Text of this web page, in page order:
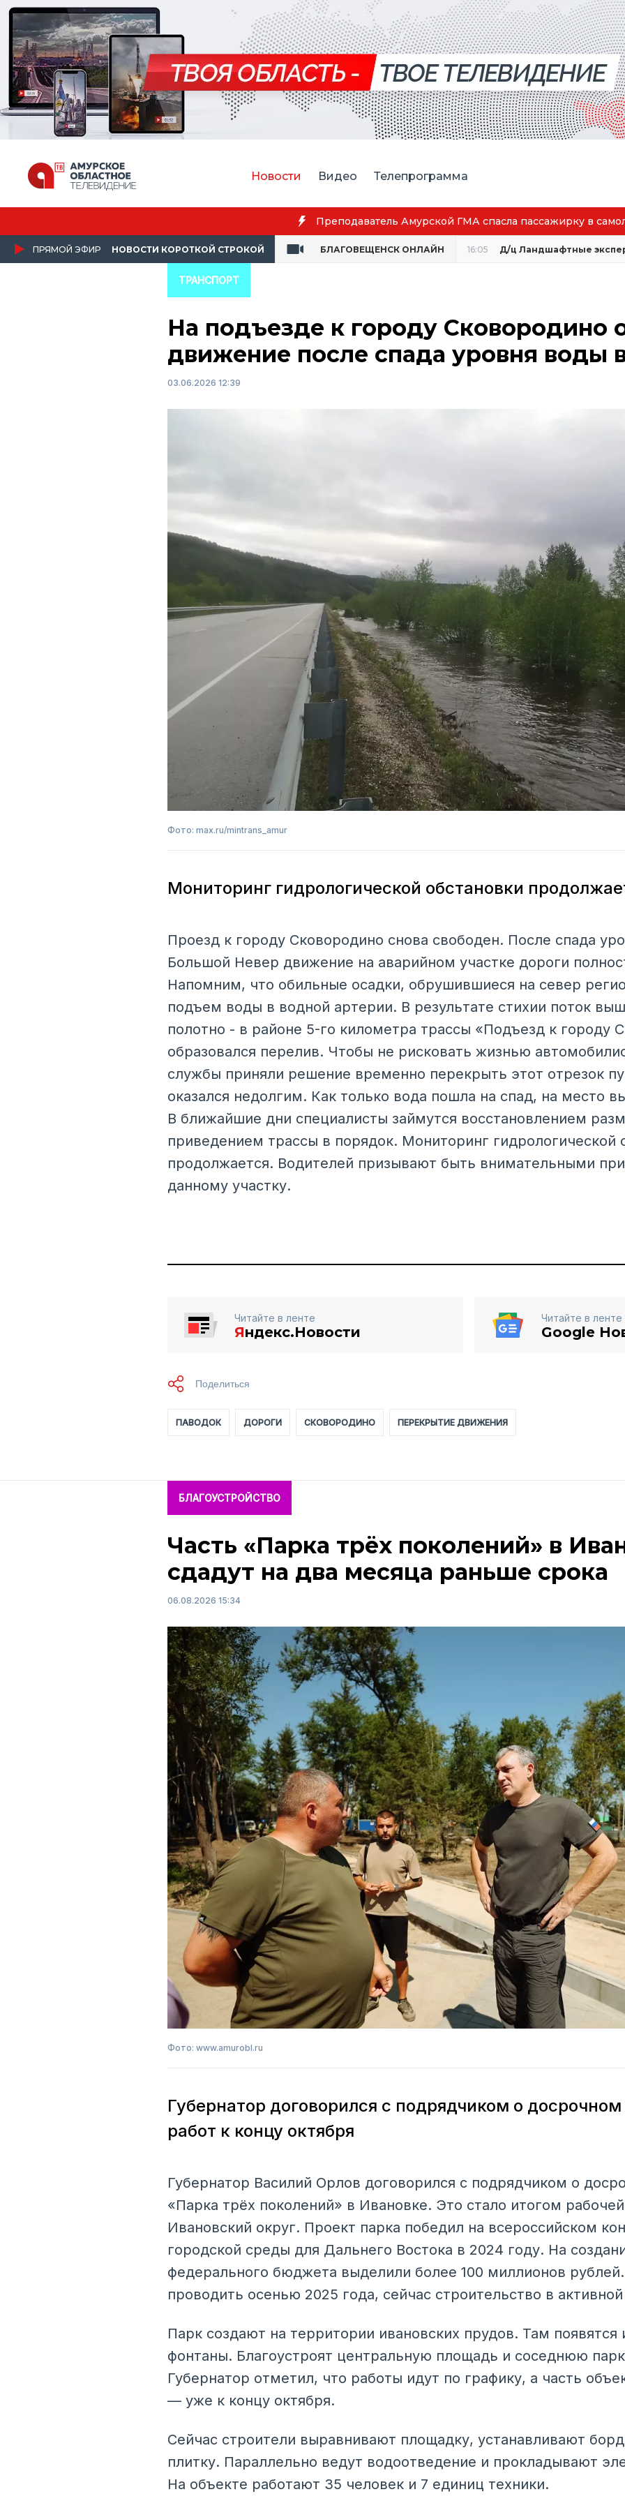
Новости Видео Телепрограмма
Преподаватель Амурской ГМА спасла пассажирку в самолёте
ПРЯМОЙ ЭФИР НОВОСТИ КОРОТКОЙ СТРОКОЙ БЛАГОВЕЩЕНСК ОНЛАЙН 16:05 Д/ц Ландшафтные
ТРАНСПОРТ
На подъезде к городу Сковородино
движение после спада уровня воды
03.06.2026 12:39
Фото: max.ru/mintrans_amur
Мониторинг гидрологической обстановки
Проезд к городу Сковородино снова свободен. После спада
Большой Невер движение на аварийном участке дороги
Напомним, что обильные осадки, обрушившиеся на север
подъем воды в водной артерии. В результате стихии поток
полотно - в районе 5-го километра трассы «Подъезд к городу
образовался перелив. Чтобы не рисковать жизнью
службы приняли решение временно перекрыть этот отрезок
оказался недолгим. Как только вода пошла на спад, на место
В ближайшие дни специалисты займутся восстановлением
приведением трассы в порядок. Мониторинг гидрологической
продолжается. Водителей призывают быть внимательными
данному участку.
Читайте в ленте
Яндекс.Новости
Читайте в ленте
Google
ПАВОДОК ДОРОГИ СКОВОРОДИНО ПЕРЕКРЫТИЕ ДВИЖЕНИЯ
БЛАГОУСТРОЙСТВО
Часть «Парка трёх поколений» в
сдадут на два месяца раньше срока
06.08.2026 15:34
Фото: www.amurobl.ru
Губернатор договорился с подрядчиком о
работ к концу октября
Губернатор Василий Орлов договорился с подрядчиком о
«Парка трёх поколений» в Ивановке. Это стало итогом
Ивановский округ. Проект парка победил на всероссийском
городской среды для Дальнего Востока в 2024 году. На
федерального бюджета выделили более 100 миллионов
проводить осенью 2025 года, сейчас строительство в
Парк создают на территории ивановских прудов. Там появятся
фонтаны. Благоустроят центральную площадь и соседнюю
Губернатор отметил, что работы идут по графику, а часть
— уже к концу октября.
Сейчас строители выравнивают площадку, устанавливают
плитку. Параллельно ведут водоотведение и прокладывают
На объекте работают 35 человек и 7 единиц техники.